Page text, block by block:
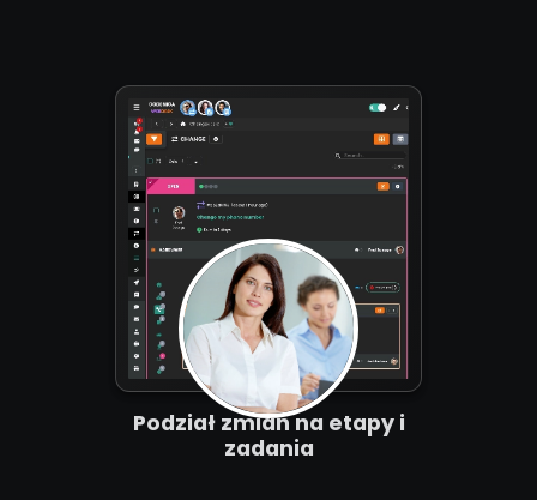
Podział zmian na etapy i
zadania